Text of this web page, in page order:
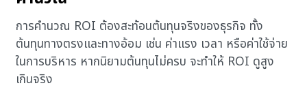
การคำนวณ ROI ต้องสะท้อนต้นทุนจริงของธุรกิจ ทั้ง
ต้นทุนทางตรงและทางอ้อม เช่น ค่าแรง เวลา หรือค่าใช้จ่าย
ในการบริหาร หากนิยามต้นทุนไม่ครบ จะทำให้ ROI ดูสูง
เกินจริง